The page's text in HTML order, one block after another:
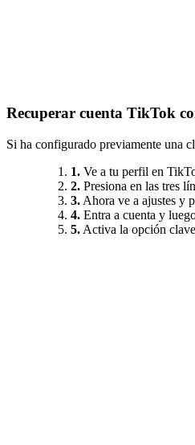
Recuperar cuenta TikTok
Si ha configurado previamente una
1. Ve a tu perfil en
2. Presiona en las tres
3. Ahora ve a ajustes y
4. Entra a cuenta y
5. Activa la opción